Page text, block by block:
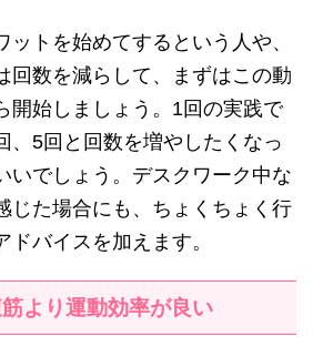
ットを始めてするという人や、
回数を減らして、まずはこの動
開始しましょう。1回の実践で
、5回と回数を増やしたくなっ
いでしょう。デスクワーク中な
じた場合にも、ちょくちょく行
ドバイスを加えます。
より運動効率が良い